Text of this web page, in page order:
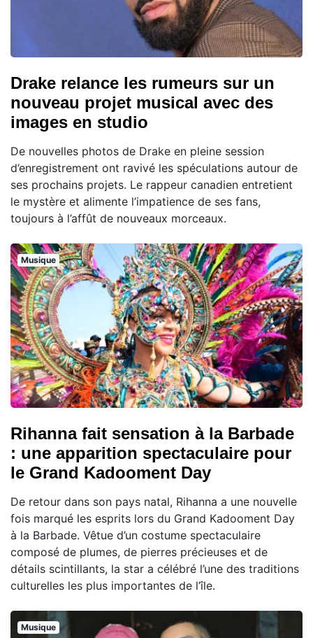
Drake relance les rumeurs sur un
nouveau projet musical avec des
images en studio
De nouvelles photos de Drake en pleine session
d’enregistrement ont ravivé les spéculations autour de
ses prochains projets. Le rappeur canadien entretient
le mystère et alimente l’impatience de ses fans,
toujours à l’affût de nouveaux morceaux.
Musique
Rihanna fait sensation à la Barbade
: une apparition spectaculaire pour
le Grand Kadooment Day
De retour dans son pays natal, Rihanna a une nouvelle
fois marqué les esprits lors du Grand Kadooment Day
à la Barbade. Vêtue d’un costume spectaculaire
composé de plumes, de pierres précieuses et de
détails scintillants, la star a célébré l’une des traditions
culturelles les plus importantes de l’île.
Musique